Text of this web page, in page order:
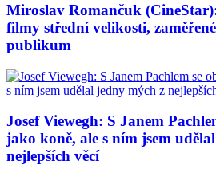
Miroslav Romančuk
filmy střední velikosti,
publikum
Josef Viewegh: S Janem
jako koně, ale s ním jsem
nejlepších věcí